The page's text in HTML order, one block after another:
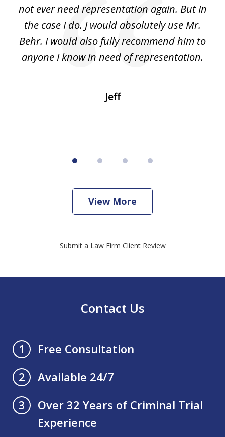
not ever need representation again. But In
the case I do. J would absolutely use Mr.
Behr. I would also fully recommend him to
anyone I know in need of representation.
Jeff
View More
Submit a Law Firm Client Review
Contact Us
1
Free Consultation
2
Available 24/7
3
Over 32 Years of Criminal Trial
Experience